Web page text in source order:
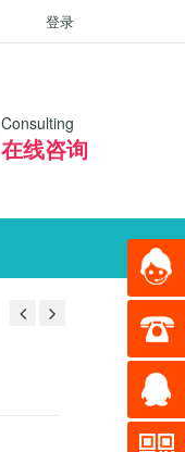
登录
Consulting
在线咨询